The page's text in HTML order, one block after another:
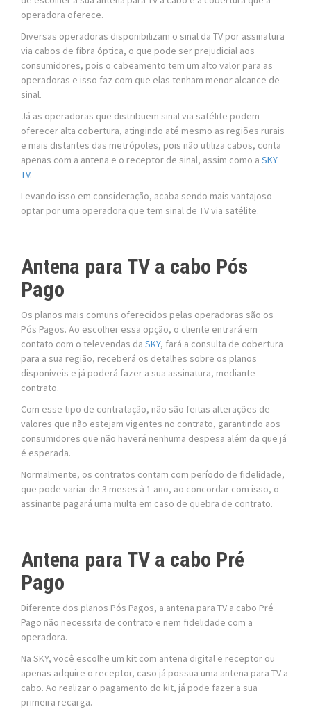
operadora oferece.
Diversas operadoras disponibilizam o sinal da TV por assinatura
via cabos de fibra óptica, o que pode ser prejudicial aos
consumidores, pois o cabeamento tem um alto valor para as
operadoras e isso faz com que elas tenham menor alcance de
sinal.
Já as operadoras que distribuem sinal via satélite podem
oferecer alta cobertura, atingindo até mesmo as regiões rurais
e mais distantes das metrópoles, pois não utiliza cabos, conta
apenas com a antena e o receptor de sinal, assim como a SKY
TV.
Levando isso em consideração, acaba sendo mais vantajoso
optar por uma operadora que tem sinal de TV via satélite.
Antena para TV a cabo Pós
Pago
Os planos mais comuns oferecidos pelas operadoras são os
Pós Pagos. Ao escolher essa opção, o cliente entrará em
contato com o televendas da SKY, fará a consulta de cobertura
para a sua região, receberá os detalhes sobre os planos
disponíveis e já poderá fazer a sua assinatura, mediante
contrato.
Com esse tipo de contratação, não são feitas alterações de
valores que não estejam vigentes no contrato, garantindo aos
consumidores que não haverá nenhuma despesa além da que já
é esperada.
Normalmente, os contratos contam com período de fidelidade,
que pode variar de 3 meses à 1 ano, ao concordar com isso, o
assinante pagará uma multa em caso de quebra de contrato.
Antena para TV a cabo Pré
Pago
Diferente dos planos Pós Pagos, a antena para TV a cabo Pré
Pago não necessita de contrato e nem fidelidade com a
operadora.
Na SKY, você escolhe um kit com antena digital e receptor ou
apenas adquire o receptor, caso já possua uma antena para TV a
cabo. Ao realizar o pagamento do kit, já pode fazer a sua
primeira recarga.